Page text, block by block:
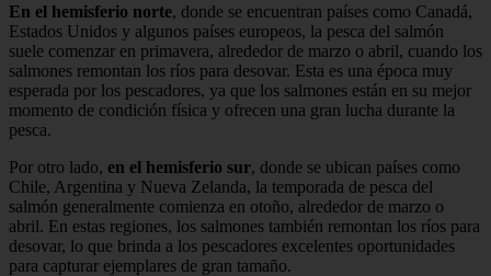
En el hemisferio norte, donde se encuentran países como Canadá,
Estados Unidos y algunos países europeos, la pesca del salmón
suele comenzar en primavera, alrededor de marzo o abril, cuando los
salmones remontan los ríos para desovar. Esta es una época muy
esperada por los pescadores, ya que los salmones están en su mejor
momento de condición física y ofrecen una gran lucha durante la
pesca.
Por otro lado, en el hemisferio sur, donde se ubican países como
Chile, Argentina y Nueva Zelanda, la temporada de pesca del
salmón generalmente comienza en otoño, alrededor de marzo o
abril. En estas regiones, los salmones también remontan los ríos para
desovar, lo que brinda a los pescadores excelentes oportunidades
para capturar ejemplares de gran tamaño.